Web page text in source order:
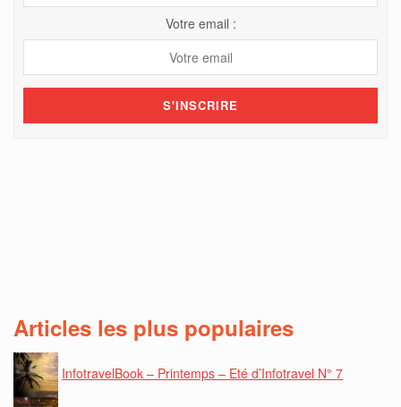
Votre email :
Articles les plus populaires
InfotravelBook – Printemps – Eté d’Infotravel N° 7